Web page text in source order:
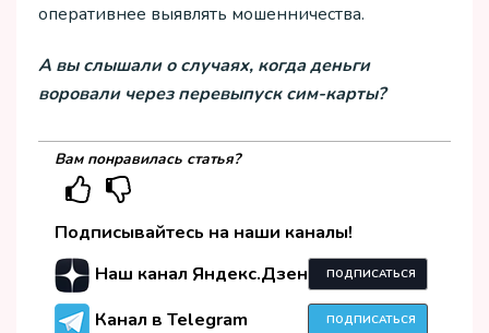
оперативнее выявлять мошенничества.
А вы слышали о случаях, когда деньги
воровали через перевыпуск сим-карты?
Вам понравилась статья?
Подписывайтесь на наши каналы!
Наш канал Яндекс.Дзен
ПОДПИСАТЬСЯ
Канал в Telegram ПОДПИСАТЬСЯ